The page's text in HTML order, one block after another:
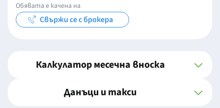
Обявата е качена на
Свържи се с брокера
Калкулатор месечна вноска
Данъци и такси